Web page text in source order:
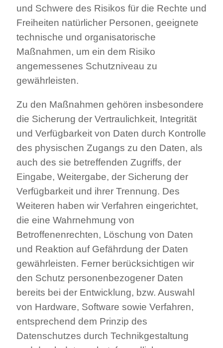
und Schwere des Risikos für die Rechte und
Freiheiten natürlicher Personen, geeignete
technische und organisatorische
Maßnahmen, um ein dem Risiko
angemessenes Schutzniveau zu
gewährleisten.
Zu den Maßnahmen gehören insbesondere
die Sicherung der Vertraulichkeit, Integrität
und Verfügbarkeit von Daten durch Kontrolle
des physischen Zugangs zu den Daten, als
auch des sie betreffenden Zugriffs, der
Eingabe, Weitergabe, der Sicherung der
Verfügbarkeit und ihrer Trennung. Des
Weiteren haben wir Verfahren eingerichtet,
die eine Wahrnehmung von
Betroffenenrechten, Löschung von Daten
und Reaktion auf Gefährdung der Daten
gewährleisten. Ferner berücksichtigen wir
den Schutz personenbezogener Daten
bereits bei der Entwicklung, bzw. Auswahl
von Hardware, Software sowie Verfahren,
entsprechend dem Prinzip des
Datenschutzes durch Technikgestaltung